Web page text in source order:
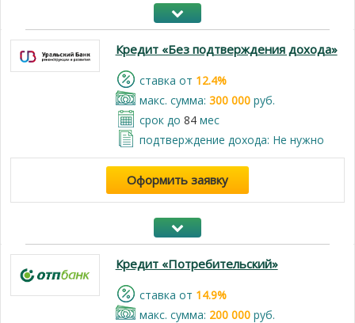
Кредит «Без подтверждения дохода»
cтавка от 12.4%
макс. сумма: 300 000руб.
срок до 84мес
подтверждение дохода: Не нужно
Оформить заявку
Кредит «Потребительский»
cтавка от 14.9%
макс. сумма: 200 000руб.